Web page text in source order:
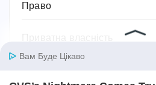
Право